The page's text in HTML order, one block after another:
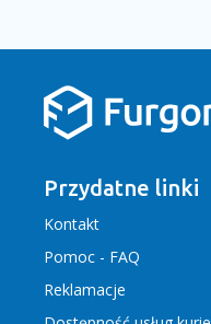
Przydatne linki
Kontakt
Pomoc - FAQ
Reklamacje